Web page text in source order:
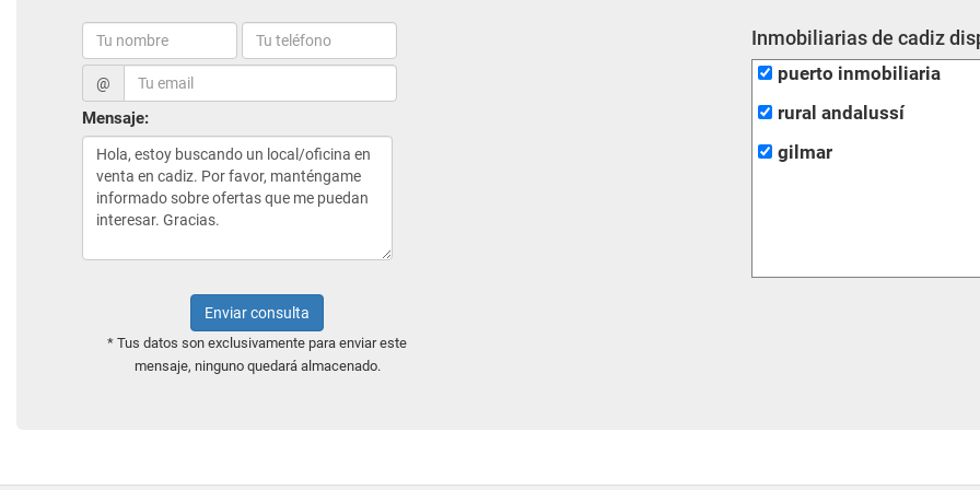
@
Mensaje:
Enviar consulta
* Tus datos son exclusivamente para enviar este
mensaje, ninguno quedará almacenado.
Inmobiliarias de cadiz
puerto inmobiliaria
rural andalussí
gilmar